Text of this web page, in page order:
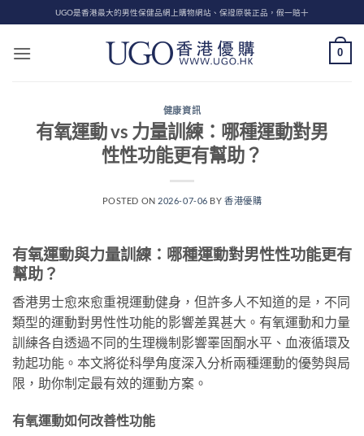
to
content
UGO是香港最大的男性保健品網上購物網站、保證原裝正品，假一賠十
0
健康資訊
有氧運動 vs 力量訓練：哪種運動對男
性性功能更有幫助？
POSTED ON 2026-07-06 BY香港優購
有氧運動與力量訓練：哪種運動對男性性功能更有
幫助？
香港男士愈來愈重視運動健身，但許多人不知道的是，不同
類型的運動對男性性功能的影響差異甚大。有氧運動和力量
訓練各自透過不同的生理機制影響睪固酮水平、血液循環及
勃起功能。本文將從科學角度深入分析兩種運動的優勢與局
限，助你制定最有效的運動方案。
有氧運動如何改善性功能